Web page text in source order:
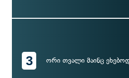
3 ორი თვალი მაინც